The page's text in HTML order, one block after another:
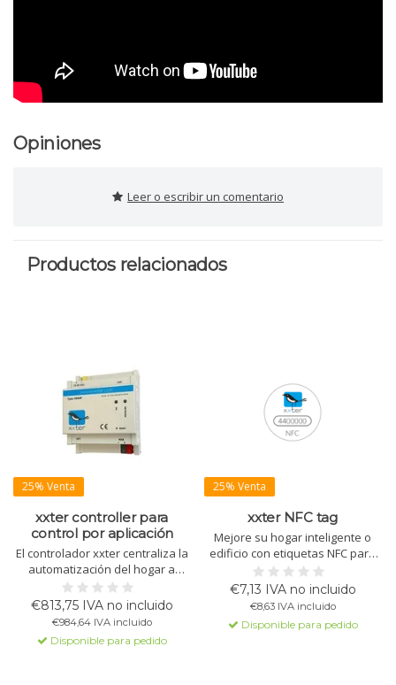
Opiniones
Leer o escribir un comentario
Productos relacionados
25% Venta
xxter controller para
control por aplicación
El controlador xxter centraliza la
automatización del hogar a
través de una aplicación
eficiente en energía. Controle
iluminación, clima y seguridad
con la integración intuitiva del
KNX y detección de ubicación.
€813,75 IVA no incluido
€984,64 IVA incluido
Disponible para pedido
25% Venta
xxter NFC tag
Mejore su hogar inteligente o
edificio con etiquetas NFC para
acciones basadas en la
ubicación y acceso seguro.
Configuración fácil e integración
perfecta con los sistemas de
visualización xxter.
€7,13 IVA no incluido
€8,63 IVA incluido
Disponible para pedido